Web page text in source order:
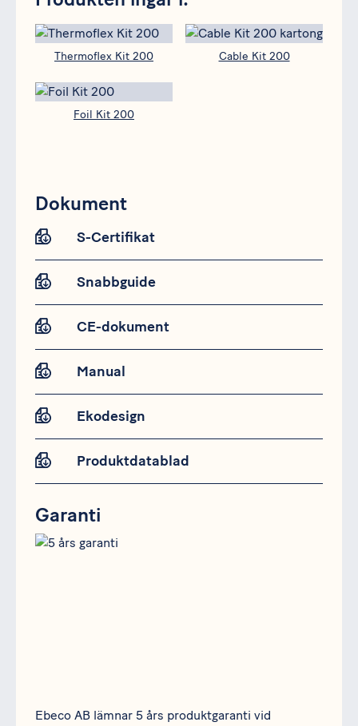
Thermoflex Kit 200 Cable Kit 200
Foil Kit 200
Dokument
S-Certifikat
Snabbguide
CE-dokument
Manual
Ekodesign
Produktdatablad
Garanti
Ebeco AB lämnar 5 års produktgaranti vid